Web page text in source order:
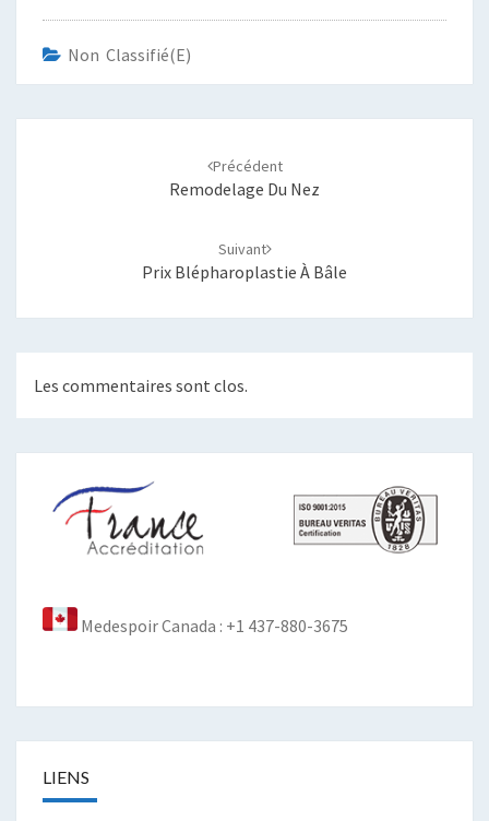
Non Classifié(e)
Précédent
Remodelage Du Nez
Suivant
Prix Blépharoplastie À Bâle
Les commentaires sont clos.
Medespoir Canada : +1 437-880-3675
LIENS